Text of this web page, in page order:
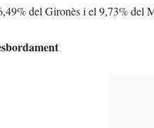
del Gironès i el 9,73% del